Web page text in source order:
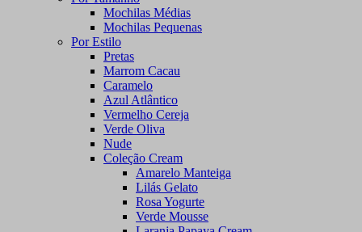
Mochilas Médias
Mochilas Pequenas
Por Estilo
Pretas
Marrom Cacau
Caramelo
Azul Atlântico
Vermelho Cereja
Verde Oliva
Nude
Coleção Cream
Amarelo Manteiga
Lilás Gelato
Rosa Yogurte
Verde Mousse